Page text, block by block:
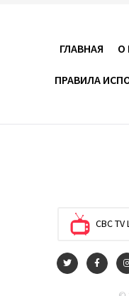
В Физулинском
открытой
Иран и Оман
ГЛАВНАЯ О
ПРАВИЛА
CBC TV